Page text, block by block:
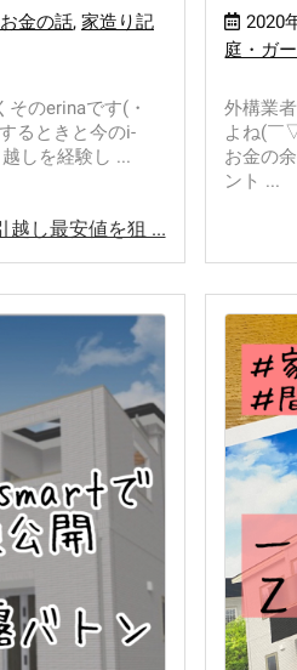
金の話, 家造り記
のerinaです(・
るときと今のi-
しを経験し ...
越し最安値を狙 ...
2020
庭・ガ
外構業
よね(￣
お金の
ント ...